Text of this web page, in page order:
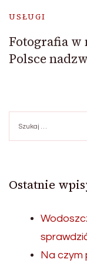
USŁUGI
Fotografia w
Polsce
Ostatnie
Na czym